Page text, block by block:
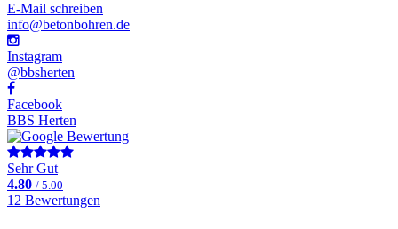
E-Mail schreiben
info@betonbohren.de
Instagram
@bbsherten
Facebook
BBS Herten
Sehr Gut
4.80 / 5.00
12 Bewertungen